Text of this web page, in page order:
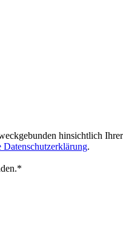
hinsichtlich
Datenschutzerklärung.